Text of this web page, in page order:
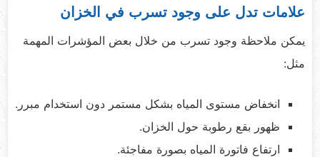
علامات تدل على وجود تسرب في الخزان
يمكن ملاحظة وجود تسرب من خلال بعض المؤشرات المهمة
مثل:
انخفاض مستوى المياه بشكل مستمر دون استخدام مبرر.
ظهور بقع رطوبة حول الخزان.
ارتفاع فاتورة المياه بصورة مفاجئة.